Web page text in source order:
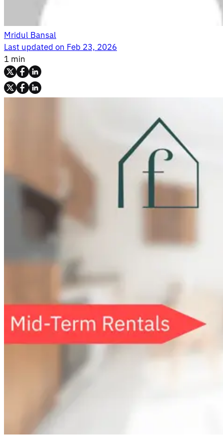
Mridul Bansal
Last updated onFeb 23, 2026
1 min